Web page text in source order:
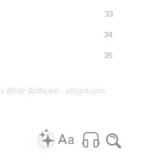
33
34
35
Bible Software - sblgnt.com